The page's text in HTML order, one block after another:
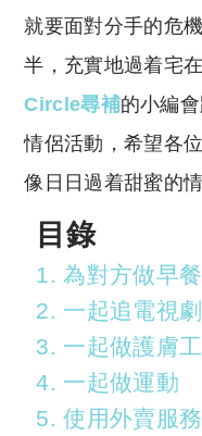
就要面對分手的危
半，充實地過着宅
Circle尋補的小編
情侶活動，希望各
像日日過着甜蜜的情
目錄
1. 為對方做早餐
2. 一起追電視劇
3. 一起做護膚
4. 一起做運動
5. 使用外賣服